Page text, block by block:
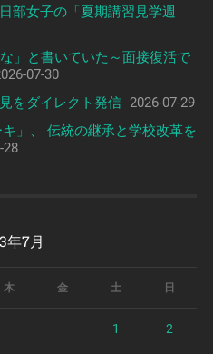
部女子の「夏期講習見学週
」と書いていた～面接復活で
07-30
をダイレクト発信 2026-07-29
」、 伝統の継承と学校改革を
28
年7月
木 金 土 日
1 2